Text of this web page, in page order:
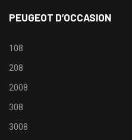
PEUGEOT D’OCCASION
108
208
2008
308
3008